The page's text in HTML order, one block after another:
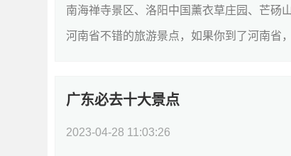
南海禅寺景区、洛阳中国薰衣草庄园、芒砀
河南省不错的旅游景点，如果你到了河南省
广东必去十大景点
2023-04-28 11:03:26